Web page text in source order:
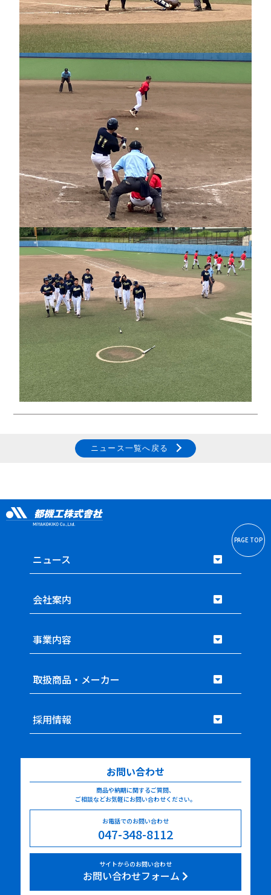
ニュース一覧へ戻る
PAGE TOP
ニュース
会社案内
事業内容
取扱商品・メーカー
採用情報
お問い合わせ
商品や納期に関するご質問、
ご相談などお気軽にお問い合わせください。
お電話でのお問い合わせ
047-348-8112
サイトからのお問い合わせ
お問い合わせフォーム